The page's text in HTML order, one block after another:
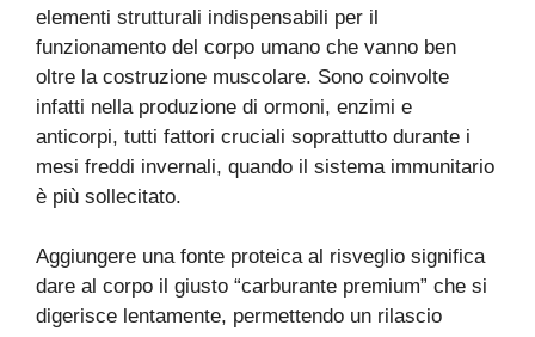
elementi strutturali indispensabili per il
funzionamento del corpo umano che vanno ben
oltre la costruzione muscolare. Sono coinvolte
infatti nella produzione di ormoni, enzimi e
anticorpi, tutti fattori cruciali soprattutto durante i
mesi freddi invernali, quando il sistema immunitario
è più sollecitato.
Aggiungere una fonte proteica al risveglio significa
dare al corpo il giusto “carburante premium” che si
digerisce lentamente, permettendo un rilascio